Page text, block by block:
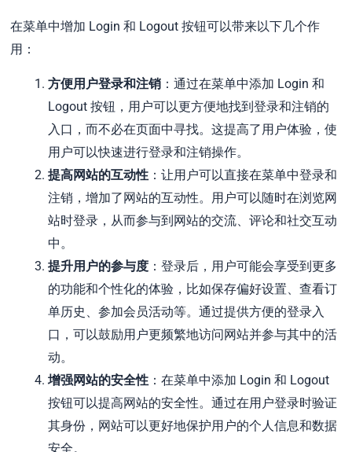
在菜单中增加 Login 和 Logout 按钮可以带来以下几个作
用：
方便用户登录和注销 ：通过在菜单中添加 Login 和
Logout 按钮，用户可以更方便地找到登录和注销的
入口，而不必在页面中寻找。这提高了用户体验，使
用户可以快速进行登录和注销操作。
提高网站的互动性 ：让用户可以直接在菜单中登录和
注销，增加了网站的互动性。用户可以随时在浏览网
站时登录，从而参与到网站的交流、评论和社交互动
中。
提升用户的参与度 ：登录后，用户可能会享受到更多
的功能和个性化的体验，比如保存偏好设置、查看订
单历史、参加会员活动等。通过提供方便的登录入
口，可以鼓励用户更频繁地访问网站并参与其中的活
动。
增强网站的安全性 ：在菜单中添加 Login 和 Logout
按钮可以提高网站的安全性。通过在用户登录时验证
其身份，网站可以更好地保护用户的个人信息和数据
安全。